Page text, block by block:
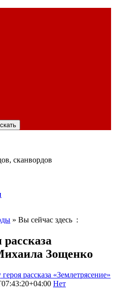
сканвордов
» Вы сейчас здесь :
Зощенко
рассказа «Землетрясение»
Нет